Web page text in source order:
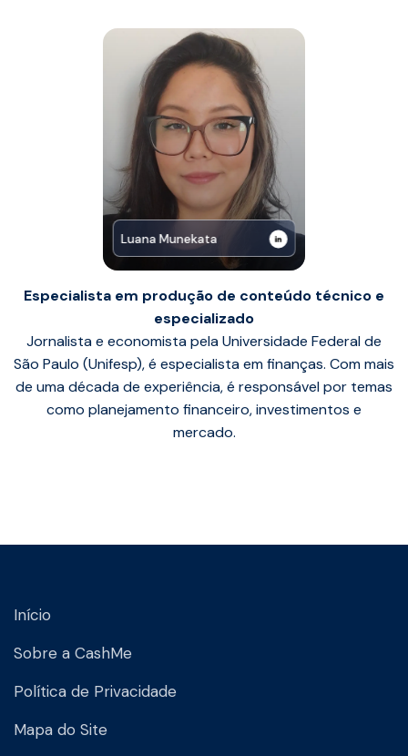
Luana Munekata
Especialista em produção de conteúdo técnico e
especializado
Jornalista e economista pela Universidade Federal de
São Paulo (Unifesp), é especialista em finanças. Com mais
de uma década de experiência, é responsável por temas
como planejamento financeiro, investimentos e
mercado.
Início
Sobre a CashMe
Política de Privacidade
Mapa do Site